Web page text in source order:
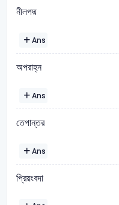
নীলপদ্ম
Ans
অপরাহ্ন
Ans
তেপান্তর
Ans
প্রিয়ংবদা